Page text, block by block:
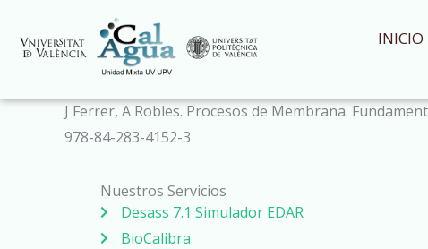
contenido
INICIO
J Ferrer, A Robles. Procesos de Membrana.
978-84-283-4152-3
Nuestros Servicios
Desass 7.1 Simulador EDAR
BioCalibra